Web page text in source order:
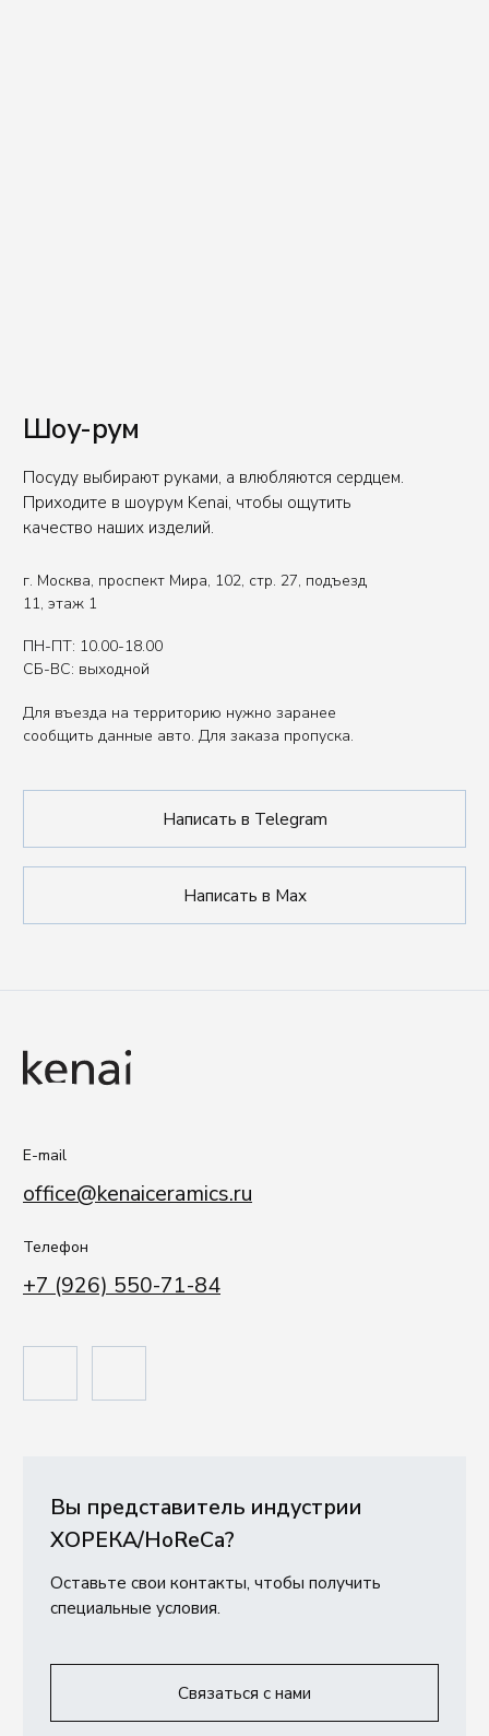
ХОРЕКА/HoReCa?
Оставьте свои контакты, чтобы получить
специальные условия.
ИП Сенкеева Лолита Аркадьевна
Политика обработки данных
Связаться с нами